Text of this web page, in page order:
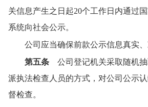
关信息产生之日起20个工作日内通过
系统向社会公示。
公司应当确保前款公示信息真实、
第五条 公司登记机关采取随机
派执法检查人员的方式，对公司公示
督检查。